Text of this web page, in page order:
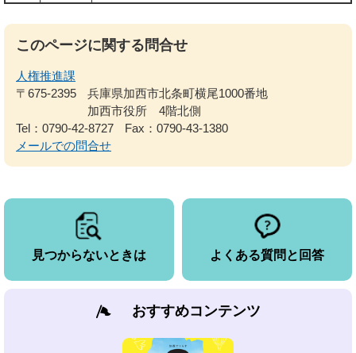
このページに関する問合せ
人権推進課
〒675-2395
兵庫県加西市北条町横尾1000番地
加西市役所 4階北側
Tel：0790-42-8727
Fax：0790-43-1380
メールでの問合せ
見つからないときは よくある質問と回答
おすすめコンテンツ